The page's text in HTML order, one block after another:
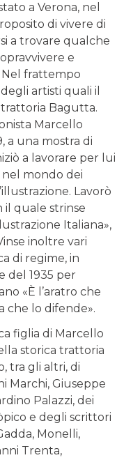
a Verona, nel
di vivere di
a trovare qualche
e
frattempo
artisti quali il
trattoria Bagutta.
Marcello
a una mostra di
a lavorare per lui
nel mondo dei
Lavorò
il quale strinse
Italiana»,
inoltre vari
di regime, in
del 1935 per
«È l’aratro che
che lo difende».
figlia di Marcello
storica trattoria
tra gli altri, di
Marchi, Giuseppe
Palazzi, dei
e degli scrittori
Monelli,
Trenta,